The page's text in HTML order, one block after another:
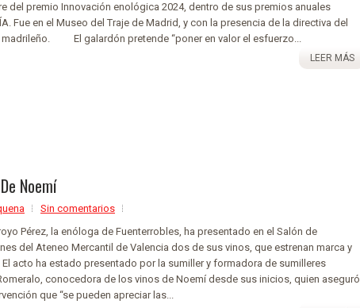
del premio Innovación enológica 2024, dentro de sus premios anuales
Fue en el Museo del Traje de Madrid, y con la presencia de la directiva del
El galardón pretende “poner en valor el esfuerzo...
LEER MÁS
Noemí
Sin comentarios
Pérez, la enóloga de Fuenterrobles, ha presentado en el Salón de
del Ateneo Mercantil de Valencia dos de sus vinos, que estrenan marca y
acto ha estado presentado por la sumiller y formadora de sumilleres
conocedora de los vinos de Noemí desde sus inicios, quien aseguró
que “se pueden apreciar las...